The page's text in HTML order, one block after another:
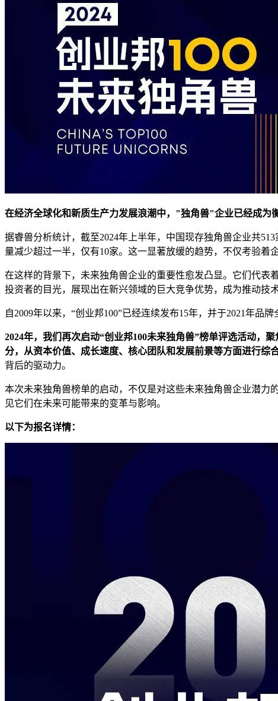
在经济全球化和新质生产力发展浪潮中，"独角兽"企业已经成为
据睿兽分析统计，截至2024年上半年，中国现存独角兽企业共
量减少超过一半，仅有10家。这一显著放缓的趋势，不仅考验着
在这样的背景下，未来独角兽企业的重要性愈发凸显。它们代
投资者的目光，展现出在新兴领域的巨大竞争优势，成为推动技
自2009年以来，“创业邦100”已经连续发布15年，并于2021年品
2024年，我们再次启动“创业邦100未来独角兽”榜单评选活动， 聚
分，从资本价值、成长速度、核心团队和发展前景等方面进行综
背后的驱动力。
本次未来独角兽榜单的启动，不仅是对这些未来独角兽企业潜
见它们在未来可能带来的变革与影响。
以下为报名详情：